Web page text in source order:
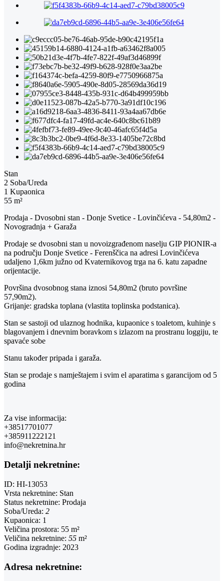
Stan
2 Soba/Ureda
1 Kupaonica
55 m²
Prodaja - Dvosobni stan - Donje Svetice - Lovinčićeva - 54,80m2 -
Novogradnja + Garaža
Prodaje se dvosobni stan u novoizgrađenom naselju GIP PIONIR-a
na području Donje Svetice - Ferenščica na adresi Lovinčićeva
udaljeno 1,6km južno od Kvaternikovog trga na 6. katu zapadne
orijentacije.
Površina dvosobnog stana iznosi 54,80m2 (bruto površine
57,90m2).
Grijanje: gradska toplana (vlastita toplinska podstanica).
Stan se sastoji od ulaznog hodnika, kupaonice s toaletom, kuhinje s
blagovanjem i dnevnim boravkom s izlazom na prostranu loggiju, te
spavaće sobe
Stanu također pripada i garaža.
Stan se prodaje s namještajem i svim el aparatima s garancijom od 5
godina
Za vise informacija:
+38517701077
+385911222121
info@nekretnina.hr
Detalji nekretnine:
ID: HI-13053
Vrsta nekretnine: Stan
Status nekretnine: Prodaja
Soba/Ureda: 2
Kupaonica: 1
Veličina prostora: 55 m²
Veličina nekretnine: 55 m²
Godina izgradnje: 2023
Adresa nekretnine: